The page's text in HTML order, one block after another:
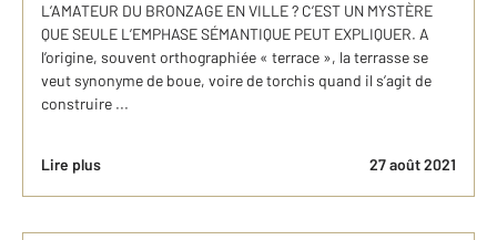
L’AMATEUR DU BRONZAGE EN VILLE ? C’EST UN MYSTÈRE
QUE SEULE L’EMPHASE SÉMANTIQUE PEUT EXPLIQUER. A
l’origine, souvent orthographiée « terrace », la terrasse se
veut synonyme de boue, voire de torchis quand il s’agit de
construire ...
Lire plus 27 août 2021